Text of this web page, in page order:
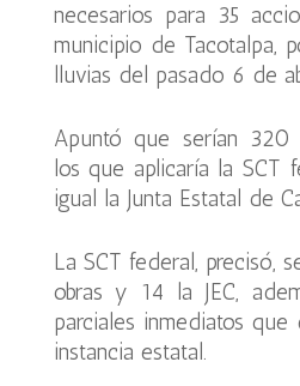
necesarios para 35
municipio de Tacotalpa,
lluvias del pasado 6 de
Apuntó que serían 320
los que aplicaría la SCT
igual la Junta Estatal de
La SCT federal, precisó,
obras y 14 la JEC,
parciales inmediatos
instancia estatal.